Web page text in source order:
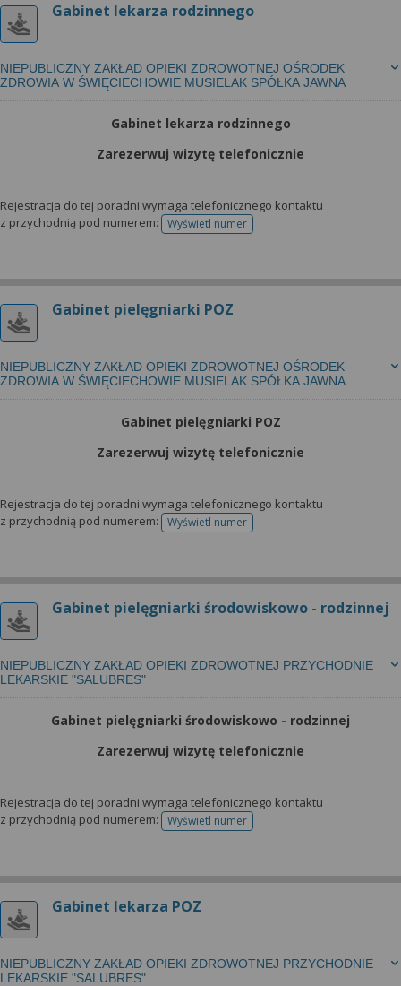
Gabinet lekarza rodzinnego
NIEPUBLICZNY ZAKŁAD OPIEKI ZDROWOTNEJ OŚRODEK
ZDROWIA W ŚWIĘCIECHOWIE MUSIELAK SPÓŁKA JAWNA
Gabinet lekarza rodzinnego
Zarezerwuj wizytę telefonicznie
Rejestracja do tej poradni wymaga telefonicznego kontaktu
z przychodnią pod numerem:
Wyświetl numertelefonu do rejestracji
Gabinet pielęgniarki POZ
NIEPUBLICZNY ZAKŁAD OPIEKI ZDROWOTNEJ OŚRODEK
ZDROWIA W ŚWIĘCIECHOWIE MUSIELAK SPÓŁKA JAWNA
Gabinet pielęgniarki POZ
Zarezerwuj wizytę telefonicznie
Rejestracja do tej poradni wymaga telefonicznego kontaktu
z przychodnią pod numerem:
Wyświetl numertelefonu do rejestracji
Gabinet pielęgniarki środowiskowo - rodzinnej
NIEPUBLICZNY ZAKŁAD OPIEKI ZDROWOTNEJ PRZYCHODNIE
LEKARSKIE "SALUBRES"
Gabinet pielęgniarki środowiskowo - rodzinnej
Zarezerwuj wizytę telefonicznie
Rejestracja do tej poradni wymaga telefonicznego kontaktu
z przychodnią pod numerem:
Wyświetl numertelefonu do rejestracji
Gabinet lekarza POZ
NIEPUBLICZNY ZAKŁAD OPIEKI ZDROWOTNEJ PRZYCHODNIE
LEKARSKIE "SALUBRES"